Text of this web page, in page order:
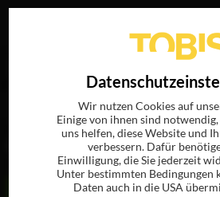
„Kathryn Morris“
Wir nutzen Cookies auf
Einige von ihnen sind
uns helfen, diese Website und
verbessern. Dafür
Einwilligung, die Sie jederzeit
Unter bestimmten Bedingungen
Daten auch in die USA